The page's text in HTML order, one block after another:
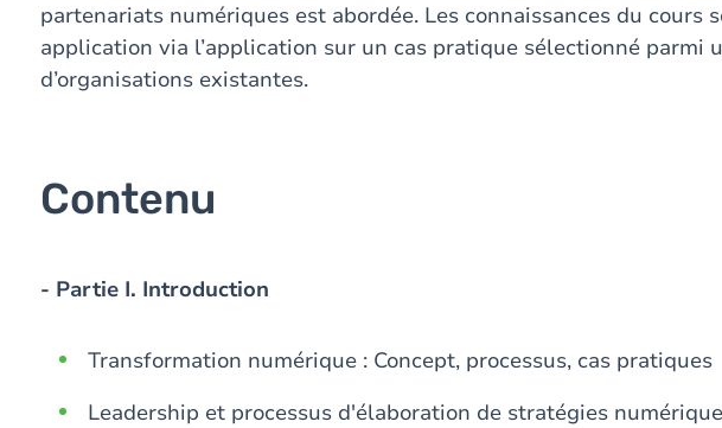
partenariats numériques est abordée. Les connaissances du cours
application via l’application sur un cas pratique sélectionné parmi
d’organisations existantes.
Contenu
- Partie I. Introduction
Transformation numérique : Concept, processus, cas pratiques
Leadership et processus d'élaboration de stratégies